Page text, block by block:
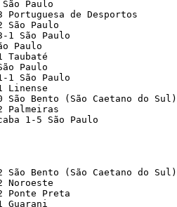
Paulo
Portuguesa de Desportos
São Paulo
1 São Paulo
Paulo
Taubaté
Paulo
1 São Paulo
Linense
São Bento (São Caetano do Sul)
Palmeiras
1-5 São Paulo
(São Caetano do Sul)	[qualifying tournament]
7-2 Noroeste
2-2 Ponte Preta
5-1 Guarani